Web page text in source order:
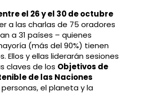
el 26 y el 30 de octubre
a las charlas de 75 oradores
a 31 países – quienes
(más del 90%) tienen
Ellos y ellas liderarán sesiones
claves de los Objetivos de
de las Naciones
el planeta y la